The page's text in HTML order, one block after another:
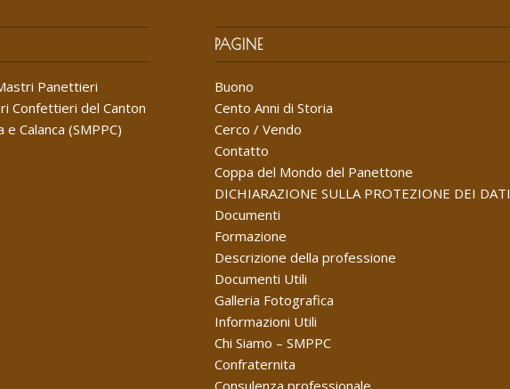
Panettieri
Confettieri del Canton
Calanca (SMPPC)
PAGINE
Buono
Cento Anni di Storia
Cerco / Vendo
Contatto
Coppa del Mondo del Panettone
DICHIARAZIONE SULLA PROTEZIONE DEI DATI
Documenti
Formazione
Descrizione della professione
Documenti Utili
Galleria Fotografica
Informazioni Utili
Chi Siamo – SMPPC
Confraternita
Consulenza professionale